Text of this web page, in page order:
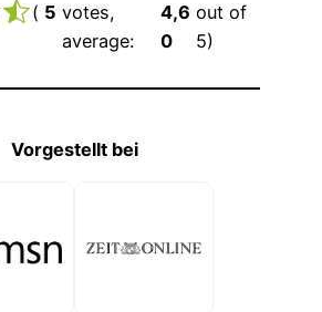
( 5 votes,
average:
4,6
0
out of
5)
Vorgestellt bei